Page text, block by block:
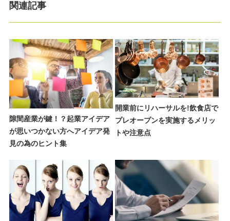
関連記事
隙間産業が鍵！？起業アイデア
が思いつかない方へアイデア発
見の為のヒント集
開業前にリハーサルを!飲食店で
プレオープンを実施するメリッ
トや注意点